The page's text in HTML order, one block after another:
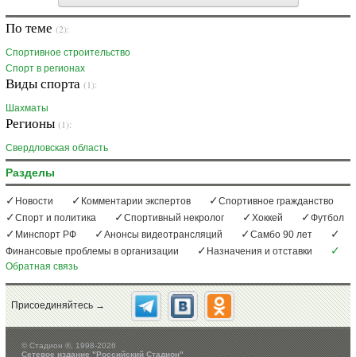
По теме (2):
Спортивное строительство
Спорт в регионах
Виды спорта (1):
Шахматы
Регионы (1):
Свердловская область
Разделы
Новости Комментарии экспертов
Спортивное гражданство
Спорт и политика
Спортивный некролог Хоккей
Футбол
Минспорт РФ
Анонсы видеотрансляций
Самбо 90 лет
Финансовые проблемы в организации
Назначения и отставки
Обратная связь
Присоединяйтесь →
©Стадион ®, 1998-2026
Сетевое издание "Российский Стадион"